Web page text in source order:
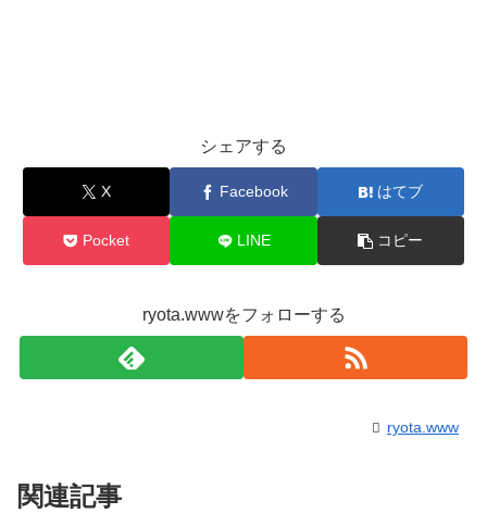
シェアする
X Facebook はてブ
Pocket LINE コピー
ryota.wwwをフォローする
ryota.www
関連記事